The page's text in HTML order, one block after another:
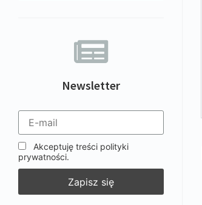
Newsletter
Akceptuję treści polityki
prywatności.